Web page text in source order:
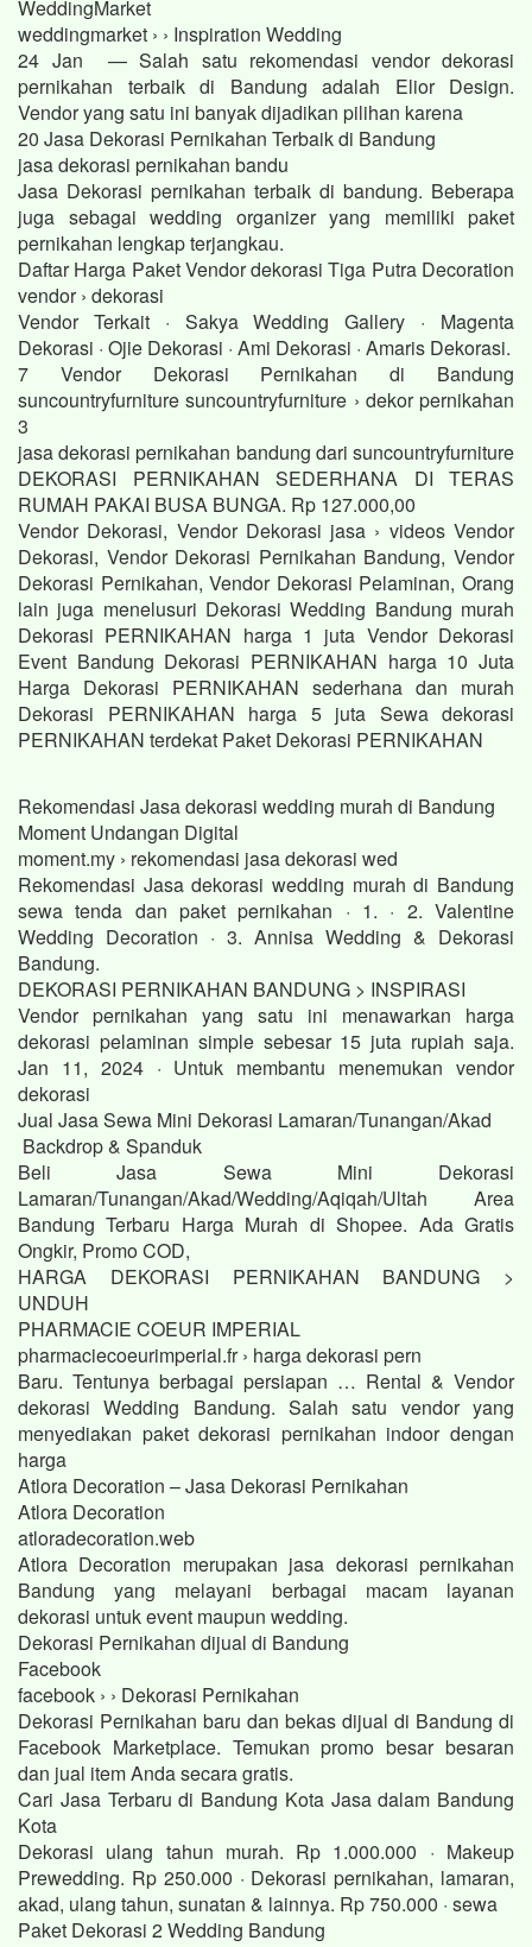
WeddingMarket
weddingmarket › › Inspiration Wedding
24 Jan — Salah satu rekomendasi vendor dekorasi
pernikahan terbaik di Bandung adalah Elior Design.
Vendor yang satu ini banyak dijadikan pilihan karena
20 Jasa Dekorasi Pernikahan Terbaik di Bandung
jasa dekorasi pernikahan bandu
Jasa Dekorasi pernikahan terbaik di bandung. Beberapa
juga sebagai wedding organizer yang memiliki paket
pernikahan lengkap terjangkau.
Daftar Harga Paket Vendor dekorasi Tiga Putra Decoration
vendor › dekorasi
Vendor Terkait · Sakya Wedding Gallery · Magenta
Dekorasi · Ojie Dekorasi · Ami Dekorasi · Amaris Dekorasi.
7 Vendor Dekorasi Pernikahan di Bandung
suncountryfurniture suncountryfurniture › dekor pernikahan
3
jasa dekorasi pernikahan bandung dari suncountryfurniture
DEKORASI PERNIKAHAN SEDERHANA DI TERAS
RUMAH PAKAI BUSA BUNGA. Rp 127.000,00
Vendor Dekorasi, Vendor Dekorasi jasa › videos Vendor
Dekorasi, Vendor Dekorasi Pernikahan Bandung, Vendor
Dekorasi Pernikahan, Vendor Dekorasi Pelaminan, Orang
lain juga menelusuri Dekorasi Wedding Bandung murah
Dekorasi PERNIKAHAN harga 1 juta Vendor Dekorasi
Event Bandung Dekorasi PERNIKAHAN harga 10 Juta
Harga Dekorasi PERNIKAHAN sederhana dan murah
Dekorasi PERNIKAHAN harga 5 juta Sewa dekorasi
PERNIKAHAN terdekat Paket Dekorasi PERNIKAHAN
Rekomendasi Jasa dekorasi wedding murah di Bandung
Moment Undangan Digital
moment.my › rekomendasi jasa dekorasi wed
Rekomendasi Jasa dekorasi wedding murah di Bandung
sewa tenda dan paket pernikahan · 1. · 2. Valentine
Wedding Decoration · 3. Annisa Wedding & Dekorasi
Bandung.
DEKORASI PERNIKAHAN BANDUNG > INSPIRASI
Vendor pernikahan yang satu ini menawarkan harga
dekorasi pelaminan simple sebesar 15 juta rupiah saja.
Jan 11, 2024 · Untuk membantu menemukan vendor
dekorasi
Jual Jasa Sewa Mini Dekorasi Lamaran/Tunangan/Akad
Backdrop & Spanduk
Beli Jasa Sewa Mini Dekorasi
Lamaran/Tunangan/Akad/Wedding/Aqiqah/Ultah Area
Bandung Terbaru Harga Murah di Shopee. Ada Gratis
Ongkir, Promo COD,
HARGA DEKORASI PERNIKAHAN BANDUNG >
UNDUH
PHARMACIE COEUR IMPERIAL
pharmaciecoeurimperial.fr › harga dekorasi pern
Baru. Tentunya berbagai persiapan … Rental & Vendor
dekorasi Wedding Bandung. Salah satu vendor yang
menyediakan paket dekorasi pernikahan indoor dengan
harga
Atlora Decoration – Jasa Dekorasi Pernikahan
Atlora Decoration
atloradecoration.web
Atlora Decoration merupakan jasa dekorasi pernikahan
Bandung yang melayani berbagai macam layanan
dekorasi untuk event maupun wedding.
Dekorasi Pernikahan dijual di Bandung
Facebook
facebook › › Dekorasi Pernikahan
Dekorasi Pernikahan baru dan bekas dijual di Bandung di
Facebook Marketplace. Temukan promo besar besaran
dan jual item Anda secara gratis.
Cari Jasa Terbaru di Bandung Kota Jasa dalam Bandung
Kota
Dekorasi ulang tahun murah. Rp 1.000.000 · Makeup
Prewedding. Rp 250.000 · Dekorasi pernikahan, lamaran,
akad, ulang tahun, sunatan & lainnya. Rp 750.000 · sewa
Paket Dekorasi 2 Wedding Bandung